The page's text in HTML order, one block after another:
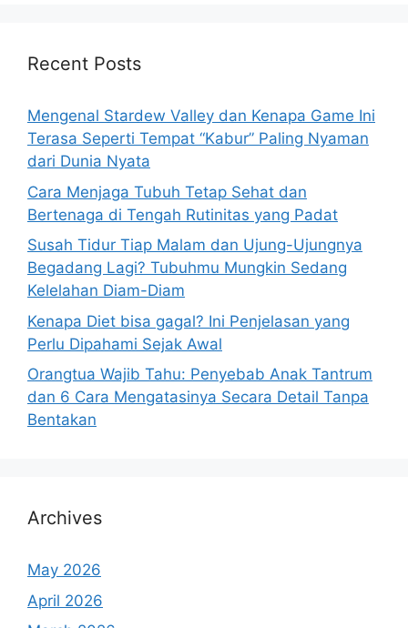
h
r
:
Recent Posts
Mengenal Stardew Valley dan Kenapa Game Ini
Terasa Seperti Tempat “Kabur” Paling Nyaman
dari Dunia Nyata
Cara Menjaga Tubuh Tetap Sehat dan
Bertenaga di Tengah Rutinitas yang Padat
Susah Tidur Tiap Malam dan Ujung-Ujungnya
Begadang Lagi? Tubuhmu Mungkin Sedang
Kelelahan Diam-Diam
Kenapa Diet bisa gagal? Ini Penjelasan yang
Perlu Dipahami Sejak Awal
Orangtua Wajib Tahu: Penyebab Anak Tantrum
dan 6 Cara Mengatasinya Secara Detail Tanpa
Bentakan
Archives
May 2026
April 2026